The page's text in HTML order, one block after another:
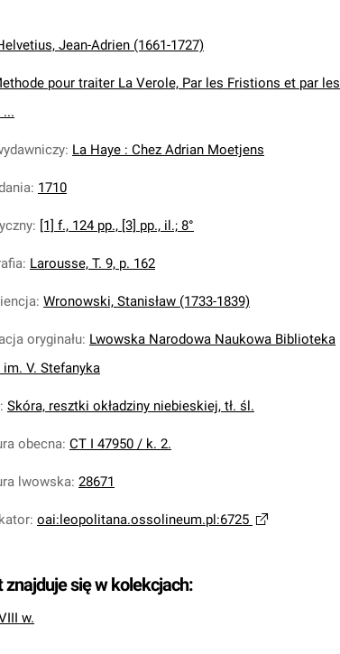
Jean-Adrien (1661-1727)
pour traiter La Verole, Par les Fristions et par les
...
: La Haye : Chez Adrian Moetjens
: 1710
: [1] f., 124 pp., [3] pp., il.; 8°
: Larousse, T. 9, p. 162
: Wronowski, Stanisław (1733-1839)
oryginału: Lwowska Narodowa Naukowa Biblioteka
im. V. Stefanyka
: Skóra, resztki okładziny niebieskiej, tł. śl.
obecna: CT I 47950 / k. 2.
lwowska: 28671
: oai:leopolitana.ossolineum.pl:6725
znajduje się w kolekcjach:
w.